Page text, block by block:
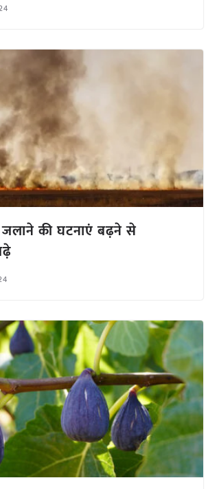
जलाने की घटनाएं बढ़ने से